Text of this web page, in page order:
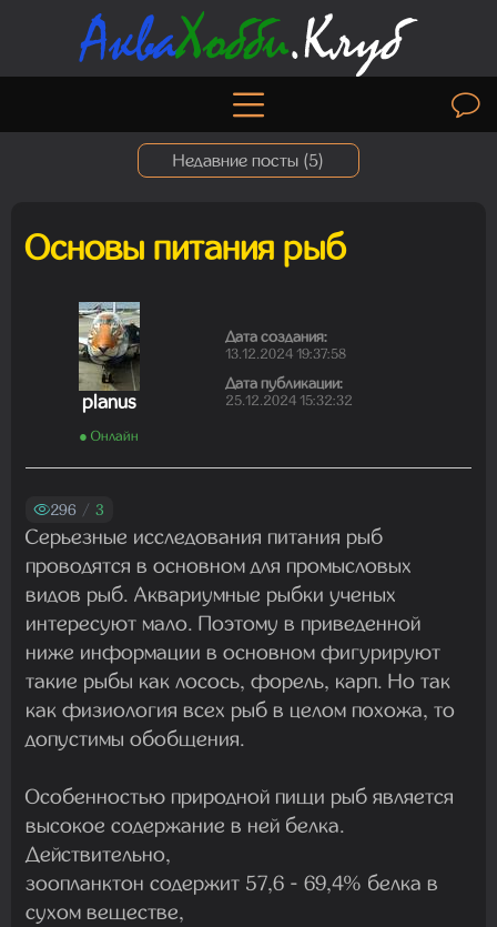
Недавние посты (5)
01.08.2026 19:41:26
Madam
29.07.2026 13:23:35
Madam
22.07.2026 19:16:45
Madam
19.07.2026 08:27:00
Основы питания рыб
planus
● Онлайн
Дата создания:
13.12.2024 19:37:58
Дата публикации:
25.12.2024 15:32:32
296 / 3
Серьезные исследования питания рыб
проводятся в основном для промысловых
видов рыб. Аквариумные рыбки ученых
интересуют мало. Поэтому в приведенной
ниже информации в основном фигурируют
такие рыбы как лосось, форель, карп. Но так
как физиология всех рыб в целом похожа, то
допустимы обобщения.
Особенностью природной пищи рыб является
высокое содержание в ней белка.
Действительно,
зоопланктон содержит 57,6 - 69,4% белка в
сухом веществе,